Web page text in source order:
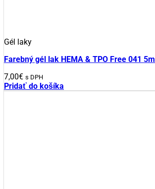
Gél laky
Farebný gél lak HEMA & TPO Free 041 5ml
7,00€ s DPH
Pridať do košíka